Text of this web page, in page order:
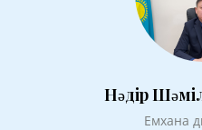
Нәдір
Емхана